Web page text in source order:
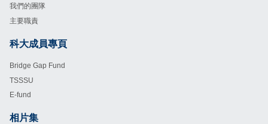
我們的團隊
主要職責
Footer
科大成員專頁
Bridge Gap Fund
TSSSU
E-fund
相片集